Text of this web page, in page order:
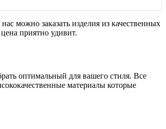
можно заказать изделия из качественных
приятно удивит.
оптимальный для вашего стиля. Все
материалы которые